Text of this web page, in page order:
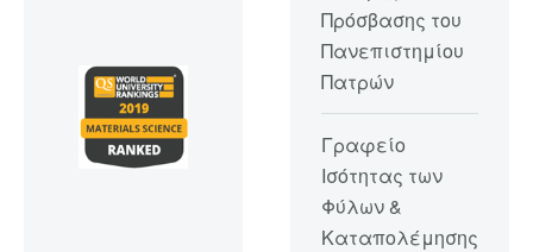
Πρόσβασης του
Πανεπιστημίου
Πατρών
Γραφείο
Ισότητας των
Φύλων &
Καταπολέμησης